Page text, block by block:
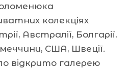
колекціях
Австралії, Болгарії,
США, Швеції.
відкрито галерею